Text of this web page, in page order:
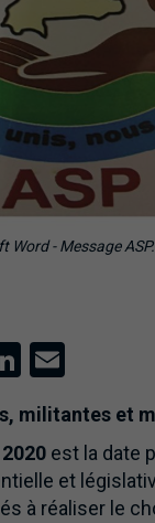
Word - Message
LinkedIn
militantes et
est la date
et
à réaliser le